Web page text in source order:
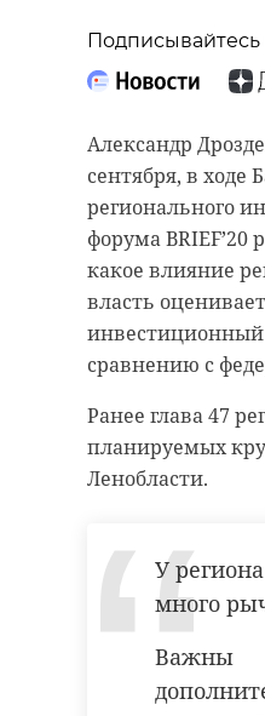
Подписывайтесь
Александр
сентября, в ходе
регионального
форума BRIEF’20
какое влияние
власть
сравнению с
Ранее глава 47
планируемых
Ленобласти.
У
много
Важны
“особняк с
18 августа 2020, 16:53
Подписывайтесь
старый слой
Реставрируют
витражи в
утепление
гатчинский район
и узнал
11 февраля 2020, 14:59
Подписывайтесь
чтобы историки-
больше узнали
этом году
летней давности
удастся узнать,
Анны Беквор и
в Сосновом Бору.